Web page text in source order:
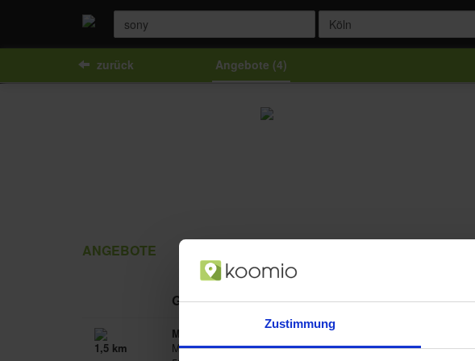
Zustimmung
zurück Angebote (4)
ANGEBOTE
Geschäft Bewertung
1,5 km
MediaMarkt Köln Hansaring
Maybachstraße 115
★